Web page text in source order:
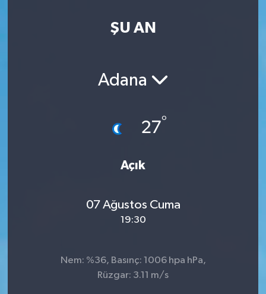
ŞU AN
Adana
27°
Açık
07 Ağustos Cuma
19:30
Nem: %36, Basınç: 1006 hpa hPa,
Rüzgar: 3.11 m/s